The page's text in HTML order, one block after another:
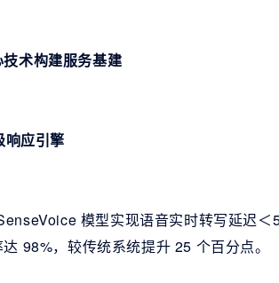
术构建服务基建
响应引擎
模型实现语音实时转写延迟
98%，较传统系统提升 25 个百分点。